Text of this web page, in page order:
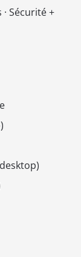
Sécurité +